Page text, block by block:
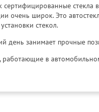
стекла
очень широк. Это
стекол.
занимает прочные
работающие в